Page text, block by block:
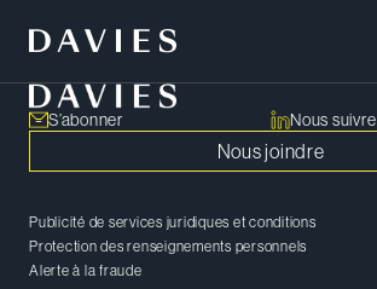
S’abonner Nous suivre
Nous joindre
Publicité de services juridiques et conditions
Protection des renseignements personnels
Alerte à la fraude